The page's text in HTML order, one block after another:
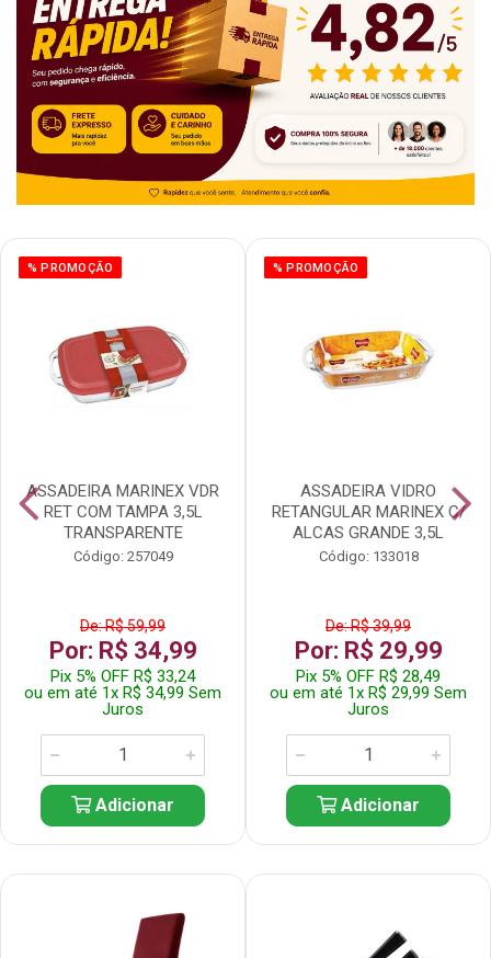
% PROMOÇÃO
ASSADEIRA MARINEX VDR
RET COM TAMPA 3,5L
TRANSPARENTE
Código: 257049
De: R$ 59,99
Por: R$ 34,99
Pix 5% OFF R$ 33,24
ou em até 1x R$ 34,99 Sem
Juros
Adicionar
% PROMOÇÃO
ASSADEIRA VIDRO
RETANGULAR MARINEX C/
ALCAS GRANDE 3,5L
Código: 133018
De: R$ 39,99
Por: R$ 29,99
Pix 5% OFF R$ 28,49
ou em até 1x R$ 29,99 Sem
Juros
Adicionar